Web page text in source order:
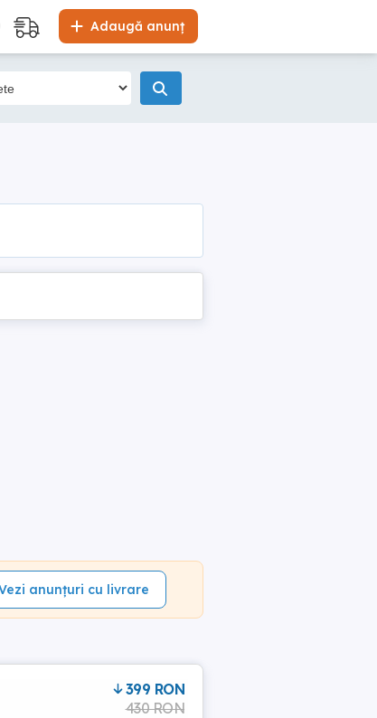
Adaugă anunț
anunțuri cu livrare
399 RON
430 RON